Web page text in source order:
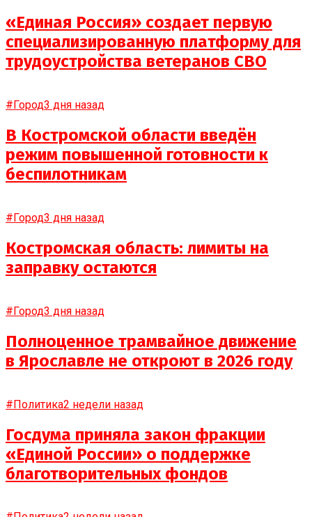
«Единая Россия» создает первую
специализированную платформу для
трудоустройства ветеранов СВО
#Город3 дня назад
В Костромской области введён
режим повышенной готовности к
беспилотникам
#Город3 дня назад
Костромская область: лимиты на
заправку остаются
#Город3 дня назад
Полноценное трамвайное движение
в Ярославле не откроют в 2026 году
#Политика2 недели назад
Госдума приняла закон фракции
«Единой России» о поддержке
благотворительных фондов